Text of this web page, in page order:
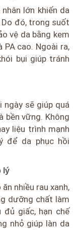
lớn khiến da
Do đó, trong suốt
vệ da bằng kem
PA cao. Ngoài ra,
bụi giúp tránh
ngày sẽ giúp quá
bền vững. Không
liệu trình mạnh
để da phục hồi
lý
nhiều rau xanh,
dưỡng chất làm
giấc, hạn chế
nhỏ giúp làn da